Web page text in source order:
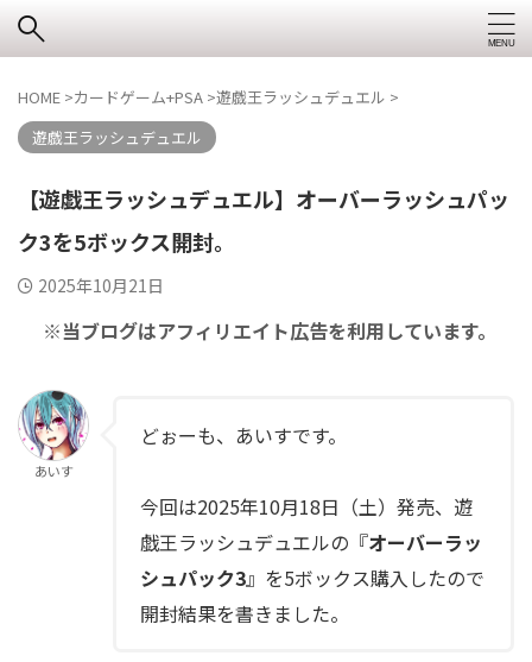
HOME >カードゲーム+PSA >遊戯王ラッシュデュエル >
遊戯王ラッシュデュエル
【遊戯王ラッシュデュエル】オーバーラッシュパッ
ク3を5ボックス開封。
2025年10月21日
※当ブログはアフィリエイト広告を利用しています。
あいす
どぉーも、あいすです。
今回は2025年10月18日（土）発売、遊
戯王ラッシュデュエルの『オーバーラッ
シュパック3』を5ボックス購入したので
開封結果を書きました。